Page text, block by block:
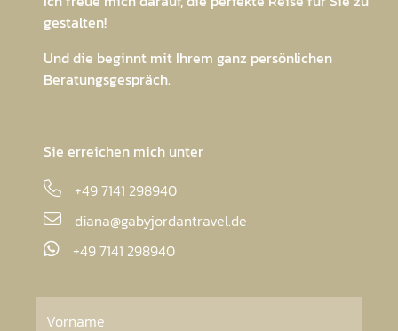
Diana Heyder
Ich freue mich darauf, die perfekte Reise für Sie zu
gestalten!
Und die beginnt mit Ihrem ganz persönlichen
Beratungsgespräch.
Sie erreichen mich unter